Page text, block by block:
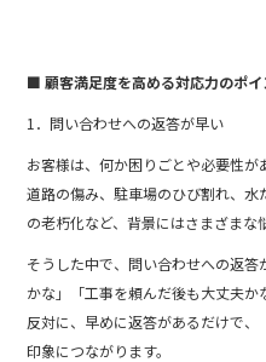
■ 顧客満足度を高める対応力のポイ
1．問い合わせへの返答が早い
お客様は、何か困りごとや必要性が
道路の傷み、駐車場のひび割れ、
の老朽化など、背景にはさまざまな
そうした中で、問い合わせへの返
かな」「工事を頼んだ後も大丈夫
反対に、早めに返答があるだけで
印象につながります。